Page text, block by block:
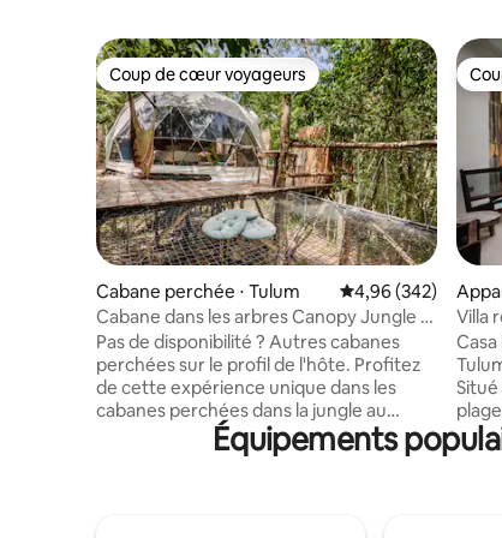
Coup de cœur voyageurs
Coup de cœur voyageurs
Cabane perchée ⋅ Tulum Évaluation
4,96 (342)
Cabane dans les arbres Canopy Jungle à
3 minutes à pied des cénotes
Pas de disponibilité ? Autres cabanes
perchées sur le profil de l'hôte. Profitez
de cette expérience unique dans les
cabanes perchées dans la jungle au
sommet des arbres. La cabane dans les
arbres de Canopy est
Villa
Situé
Équipements